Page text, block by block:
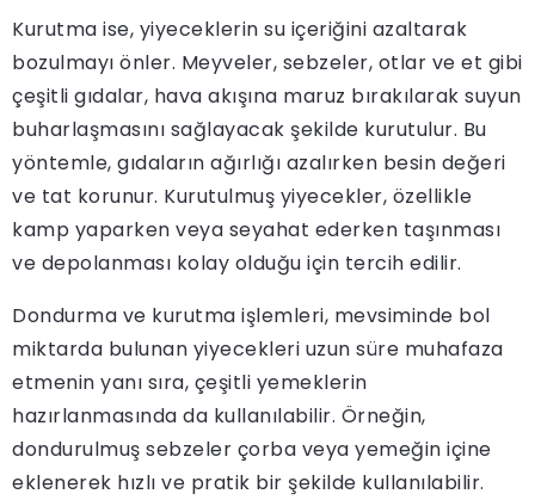
Kurutma ise, yiyeceklerin su içeriğini azaltarak
bozulmayı önler. Meyveler, sebzeler, otlar ve et gibi
çeşitli gıdalar, hava akışına maruz bırakılarak suyun
buharlaşmasını sağlayacak şekilde kurutulur. Bu
yöntemle, gıdaların ağırlığı azalırken besin değeri
ve tat korunur. Kurutulmuş yiyecekler, özellikle
kamp yaparken veya seyahat ederken taşınması
ve depolanması kolay olduğu için tercih edilir.
Dondurma ve kurutma işlemleri, mevsiminde bol
miktarda bulunan yiyecekleri uzun süre muhafaza
etmenin yanı sıra, çeşitli yemeklerin
hazırlanmasında da kullanılabilir. Örneğin,
dondurulmuş sebzeler çorba veya yemeğin içine
eklenerek hızlı ve pratik bir şekilde kullanılabilir.